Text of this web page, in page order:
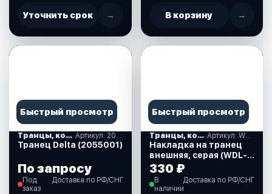
Уточнить срок → В корзину →
Быстрый просмотр
Транцы, комплектующие Артикул: 2055001
Транец Delta (2055001)
По запросу
Под
заказ
Доставка по РФ/СНГ
Быстрый просмотр
Транцы, комплектующие Артикул: WDL-L61_GR
Накладка на транец
внешняя, серая (WDL-
L61_GR)
330 ₽
В
наличии
Доставка по РФ/СНГ